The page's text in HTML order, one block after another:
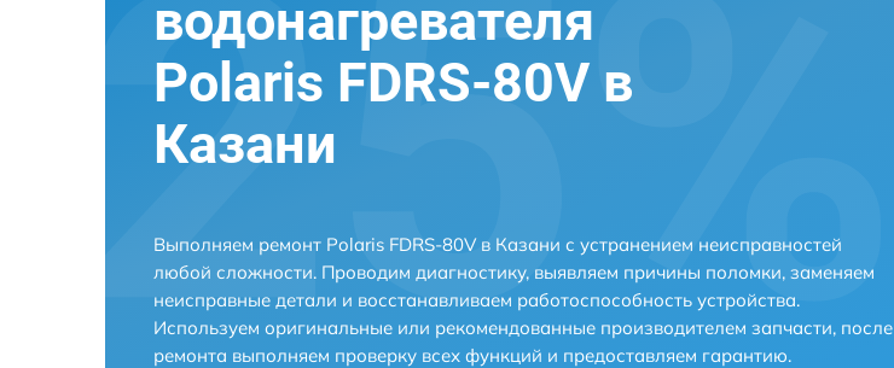
водонагревателя
Polaris FDRS-80V в
Казани
Выполняем ремонт Polaris FDRS-80V в Казани с устранением неисправностей
любой сложности. Проводим диагностику, выявляем причины поломки, заменяем
неисправные детали и восстанавливаем работоспособность устройства.
Используем оригинальные или рекомендованные производителем запчасти, после
ремонта выполняем проверку всех функций и предоставляем гарантию.